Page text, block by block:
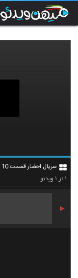
سریال احضار قسمت 10
۱ از ۱ ویدئو